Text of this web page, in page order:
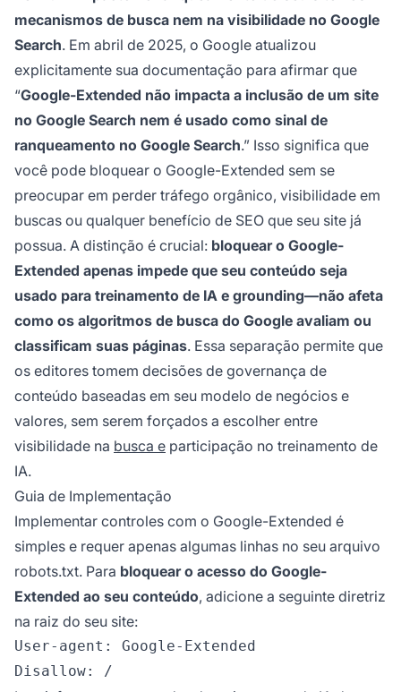
mecanismos de busca nem na visibilidade no Google
Search. Em abril de 2025, o Google atualizou
explicitamente sua documentação para afirmar que
“Google-Extended não impacta a inclusão de um site
no Google Search nem é usado como sinal de
ranqueamento no Google Search.” Isso significa que
você pode bloquear o Google-Extended sem se
preocupar em perder tráfego orgânico, visibilidade em
buscas ou qualquer benefício de SEO que seu site já
possua. A distinção é crucial: bloquear o Google-
Extended apenas impede que seu conteúdo seja
usado para treinamento de IA e grounding—não afeta
como os algoritmos de busca do Google avaliam ou
classificam suas páginas. Essa separação permite que
os editores tomem decisões de governança de
conteúdo baseadas em seu modelo de negócios e
valores, sem serem forçados a escolher entre
visibilidade na busca e participação no treinamento de
IA.
Guia de Implementação
Implementar controles com o Google-Extended é
simples e requer apenas algumas linhas no seu arquivo
robots.txt. Para bloquear o acesso do Google-
Extended ao seu conteúdo, adicione a seguinte diretriz
na raiz do seu site:
User-agent: Google-Extended